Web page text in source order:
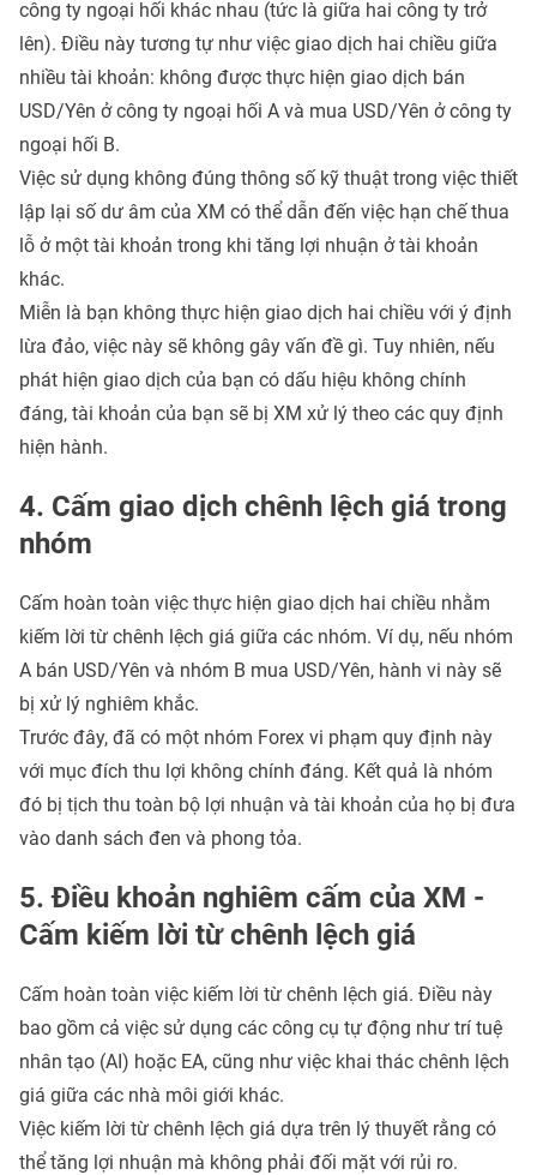
công ty ngoại hối khác nhau (tức là giữa hai công ty trở
lên). Điều này tương tự như việc giao dịch hai chiều giữa
nhiều tài khoản: không được thực hiện giao dịch bán
USD/Yên ở công ty ngoại hối A và mua USD/Yên ở công ty
ngoại hối B.
Việc sử dụng không đúng thông số kỹ thuật trong việc thiết
lập lại số dư âm của XM có thể dẫn đến việc hạn chế thua
lỗ ở một tài khoản trong khi tăng lợi nhuận ở tài khoản
khác.
Miễn là bạn không thực hiện giao dịch hai chiều với ý định
lừa đảo, việc này sẽ không gây vấn đề gì. Tuy nhiên, nếu
phát hiện giao dịch của bạn có dấu hiệu không chính
đáng, tài khoản của bạn sẽ bị XM xử lý theo các quy định
hiện hành.
4. Cấm giao dịch chênh lệch giá trong
nhóm
Cấm hoàn toàn việc thực hiện giao dịch hai chiều nhằm
kiếm lời từ chênh lệch giá giữa các nhóm. Ví dụ, nếu nhóm
A bán USD/Yên và nhóm B mua USD/Yên, hành vi này sẽ
bị xử lý nghiêm khắc.
Trước đây, đã có một nhóm Forex vi phạm quy định này
với mục đích thu lợi không chính đáng. Kết quả là nhóm
đó bị tịch thu toàn bộ lợi nhuận và tài khoản của họ bị đưa
vào danh sách đen và phong tỏa.
5. Điều khoản nghiêm cấm của XM -
Cấm kiếm lời từ chênh lệch giá
Cấm hoàn toàn việc kiếm lời từ chênh lệch giá. Điều này
bao gồm cả việc sử dụng các công cụ tự động như trí tuệ
nhân tạo (AI) hoặc EA, cũng như việc khai thác chênh lệch
giá giữa các nhà môi giới khác.
Việc kiếm lời từ chênh lệch giá dựa trên lý thuyết rằng có
thể tăng lợi nhuận mà không phải đối mặt với rủi ro.